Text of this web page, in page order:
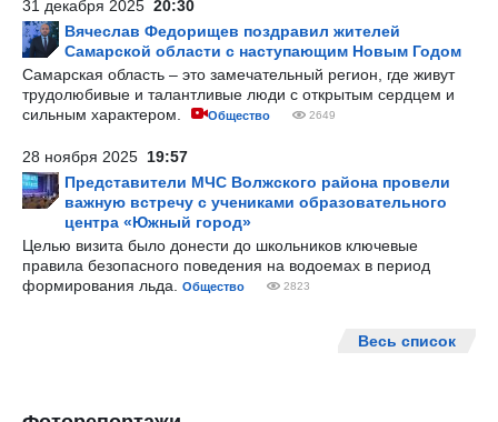
31 декабря 2025 20:30
Вячеслав Федорищев поздравил жителей
Самарской области с наступающим Новым Годом
Самарская область – это замечательный регион, где живут
трудолюбивые и талантливые люди с открытым сердцем и
сильным характером.
Общество 2649
28 ноября 2025 19:57
Представители МЧС Волжского района провели
важную встречу с учениками образовательного
центра «Южный город»
Целью визита было донести до школьников ключевые
правила безопасного поведения на водоемах в период
формирования льда.
Общество 2823
Весь список